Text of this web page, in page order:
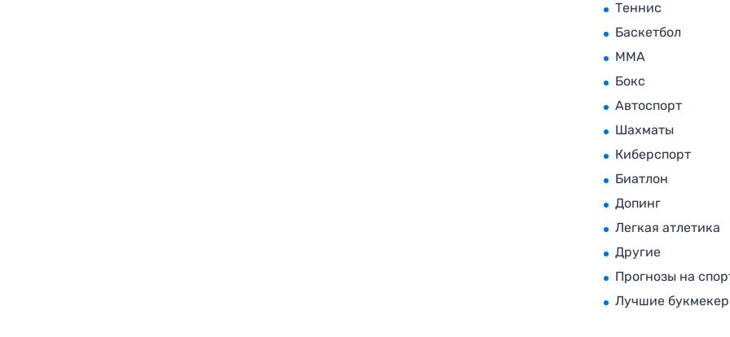
Теннис
Баскетбол
MMA
Бокс
Автоспорт
Шахматы
Киберспорт
Биатлон
Допинг
Легкая атлетика
Другие
Прогнозы на
Лучшие